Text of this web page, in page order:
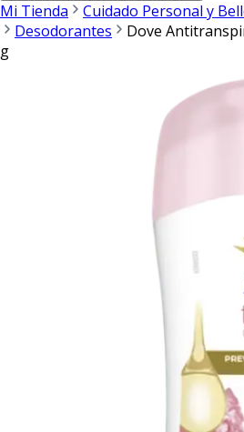
Mi Tienda Cuidado Personal y
Desodorantes
Dove
g